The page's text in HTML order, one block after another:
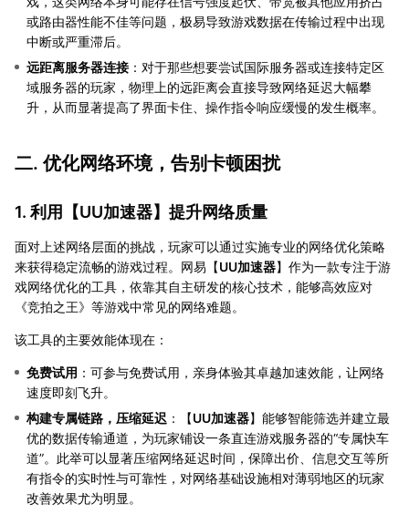
或路由器性能不佳等问题，极易导致游戏数据在传输过程中出现
中断或严重滞后。
远距离服务器连接 ：对于那些想要尝试国际服务器或连接特定区
域服务器的玩家，物理上的远距离会直接导致网络延迟大幅攀
升，从而显著提高了界面卡住、操作指令响应缓慢的发生概率。
二. 优化网络环境，告别卡顿困扰
1. 利用【UU加速器】提升网络质量
面对上述网络层面的挑战，玩家可以通过实施专业的网络优化策略
来获得稳定流畅的游戏过程。网易【UU加速器】作为一款专注于游
戏网络优化的工具，依靠其自主研发的核心技术，能够高效应对
《竞拍之王》等游戏中常见的网络难题。
该工具的主要效能体现在：
免费试用 ：可参与免费试用，亲身体验其卓越加速效能，让网络
速度即刻飞升。
构建专属链路，压缩延迟 ：【UU加速器】能够智能筛选并建立最
优的数据传输通道，为玩家铺设一条直连游戏服务器的“专属快车
道”。此举可以显著压缩网络延迟时间，保障出价、信息交互等所
有指令的实时性与可靠性，对网络基础设施相对薄弱地区的玩家
改善效果尤为明显。